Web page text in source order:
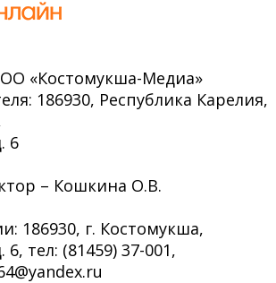
«Костомукша-Медиа»
186930, Республика Карелия,
6
– Кошкина О.В.
186930, г. Костомукша,
6, тел: (81459) 37-001,